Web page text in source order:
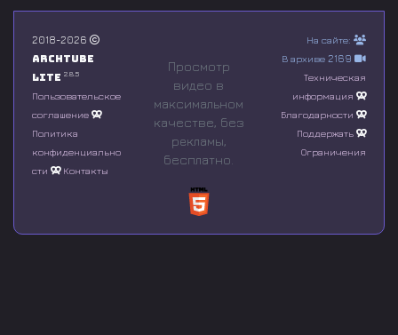
o
f
0
s
o
n
d
2018-2026
Archtube
Lite 2.8.5
Пользовательское
соглашение
Политика
конфиденциально
сти
Контакты
Просмотр
видео в
максимальном
качестве, без
рeкламы,
бесплатно.
На сайте:
В архиве 2169
Техническая
информация
Благодарности
Поддержать
Ограничения